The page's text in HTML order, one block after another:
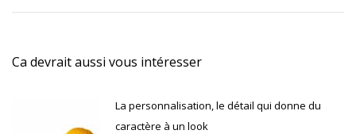
:
Ca devrait aussi vous intéresser
La personnalisation, le détail qui donne du
caractère à un look